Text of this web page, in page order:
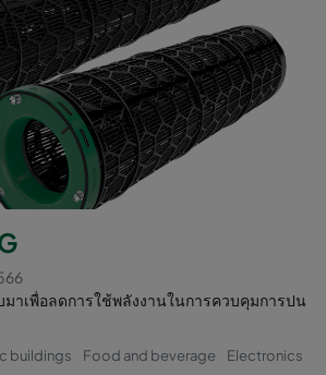
มาเพื่อลดการใช้พลังงานในการควบคุมการปน
buildings Food and beverage
Electronics